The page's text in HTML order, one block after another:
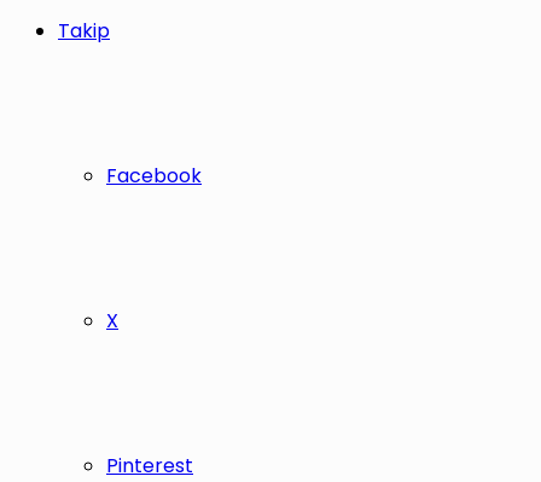
Takip
Facebook
X
Pinterest